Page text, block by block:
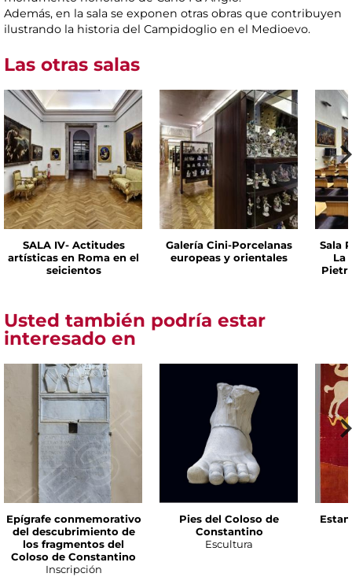
Además, en la sala se exponen otras obras que contribuyen
ilustrando la historia del Campidoglio en el Medioevo.
Las otras salas
SALA IV- Actitudes
artísticas en Roma en el
seicientos
Galería Cini-Porcelanas
europeas y orientales
Sala
La
Usted también podría estar
interesado en
Epígrafe conmemorativo
del descubrimiento de
los fragmentos del
Coloso de Constantino
Inscripción
Pies del Coloso de
Constantino
Escultura